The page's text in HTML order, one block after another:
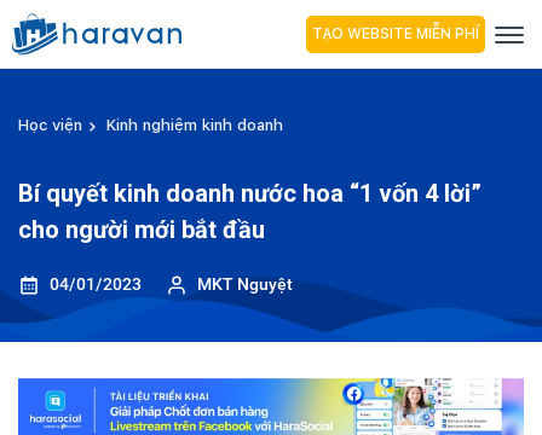
TẠO WEBSITE MIỄN PHÍ
Học viện Kinh nghiệm kinh doanh
Bí quyết kinh doanh nước hoa “1 vốn 4 lời”
cho người mới bắt đầu
04/01/2023 MKT Nguyệt